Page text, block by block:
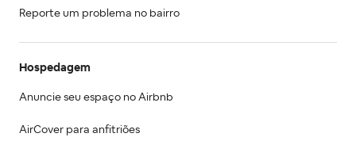
Reporte um problema no bairro
Hospedagem
Anuncie seu espaço no Airbnb
AirCover para anfitriões